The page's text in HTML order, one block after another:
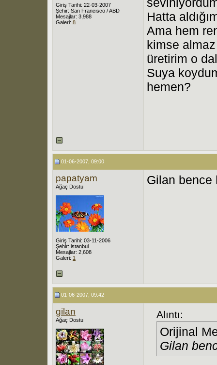
Giriş Tarihi: 22-03-2007
Şehir: San Francisco / ABD
Mesajlar: 3,988
Galeri: 8
Hatta
Ama hem
kimse almaz
üretirim o
Suya
hemen?
01-06-2007, 09:00
papatyam
Ağaç Dostu
Giriş Tarihi: 03-11-2006
Şehir: istanbul
Mesajlar: 2,608
Galeri: 1
Gilan
01-06-2007, 09:42
gilan
Ağaç Dostu Alıntı:
Orijinal
Gilan